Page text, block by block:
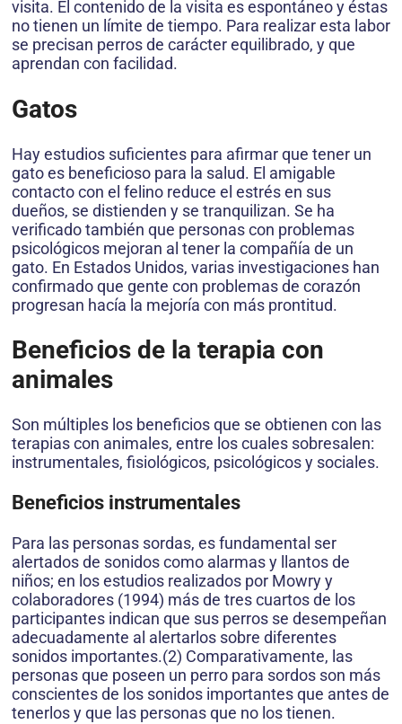
visita. El contenido de la visita es espontáneo y éstas
no tienen un límite de tiempo. Para realizar esta labor
se precisan perros de carácter equilibrado, y que
aprendan con facilidad.
Gatos
Hay estudios suficientes para afirmar que tener un
gato es beneficioso para la salud. El amigable
contacto con el felino reduce el estrés en sus
dueños, se distienden y se tranquilizan. Se ha
verificado también que personas con problemas
psicológicos mejoran al tener la compañía de un
gato. En Estados Unidos, varias investigaciones han
confirmado que gente con problemas de corazón
progresan hacía la mejoría con más prontitud.
Beneficios de la terapia con
animales
Son múltiples los beneficios que se obtienen con las
terapias con animales, entre los cuales sobresalen:
instrumentales, fisiológicos, psicológicos y sociales.
Beneficios instrumentales
Para las personas sordas, es fundamental ser
alertados de sonidos como alarmas y llantos de
niños; en los estudios realizados por Mowry y
colaboradores (1994) más de tres cuartos de los
participantes indican que sus perros se desempeñan
adecuadamente al alertarlos sobre diferentes
sonidos importantes.(2) Comparativamente, las
personas que poseen un perro para sordos son más
conscientes de los sonidos importantes que antes de
tenerlos y que las personas que no los tienen.